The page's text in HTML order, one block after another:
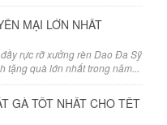
MẠI LỚN NHẤT
rực rỡ xưởng rèn Dao Đa Sỹ
tặng quà lớn nhất trong năm...
GÀ TỐT NHẤT CHO TẾT